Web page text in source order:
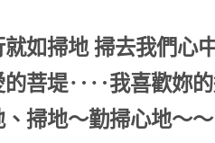
就如掃地 掃去我們心
的菩堤‥‥我喜歡妳的
、掃地～勤掃心地～～